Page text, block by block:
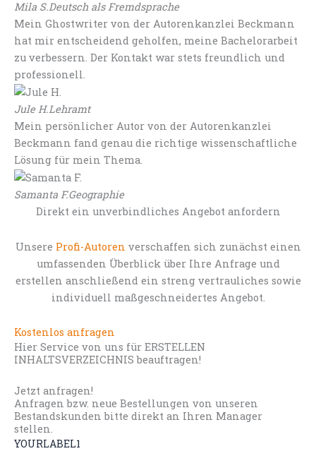
Mila S.Deutsch als Fremdsprache
Mein Ghostwriter von der Autorenkanzlei Beckmann
hat mir entscheidend geholfen, meine Bachelorarbeit
zu verbessern. Der Kontakt war stets freundlich und
professionell.
Jule H.Lehramt
Mein persönlicher Autor von der Autorenkanzlei
Beckmann fand genau die richtige wissenschaftliche
Lösung für mein Thema.
Samanta F.Geographie
Direkt ein unverbindliches Angebot anfordern
Unsere Profi-Autoren verschaffen sich zunächst einen
umfassenden Überblick über Ihre Anfrage und
erstellen anschließend ein streng vertrauliches sowie
individuell maßgeschneidertes Angebot.
Kostenlos anfragen
Hier Service von uns für ERSTELLEN
INHALTSVERZEICHNIS beauftragen!
Jetzt anfragen!
Anfragen bzw. neue Bestellungen von unseren
Bestandskunden bitte direkt an Ihren Manager
stellen.
YOURLABEL1